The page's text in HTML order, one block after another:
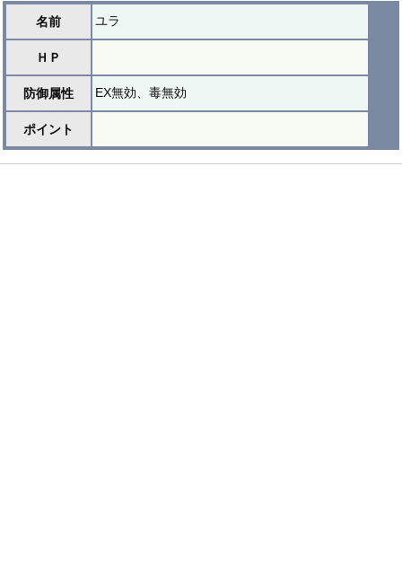
名前 ユラ
ＨＰ
防御属性 EX無効、毒無効
ポイント